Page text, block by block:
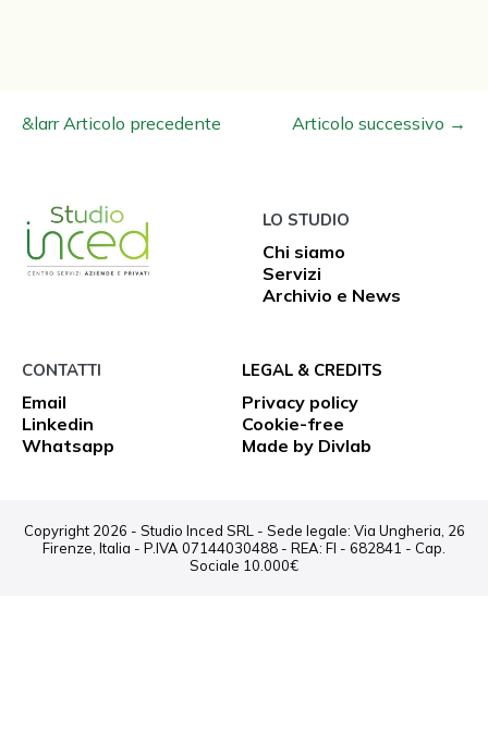
Navigazione
&larr Articolo precedente Articolo successivo →
LO STUDIO
Chi siamo
Servizi
Archivio e News
CONTATTI
Email
Linkedin
Whatsapp
LEGAL & CREDITS
Privacy policy
Cookie-free
Made by Divlab
Copyright 2026 - Studio Inced SRL - Sede legale: Via Ungheria, 26
Firenze, Italia - P.IVA 07144030488 - REA: FI - 682841 - Cap.
Sociale 10.000€